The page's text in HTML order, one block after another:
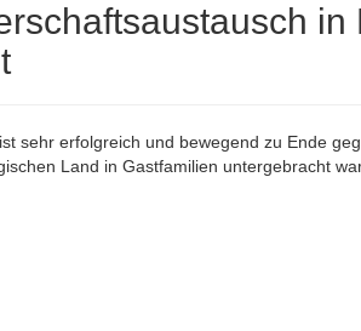
sehr erfolgreich und bewegend zu Ende
Land in Gastfamilien untergebracht